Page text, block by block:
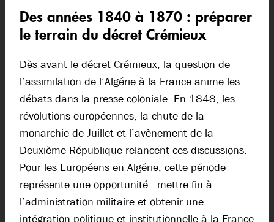
Des années 1840 à 1870 : préparer
le terrain du décret Crémieux
Dès avant le décret Crémieux, la question de
l’assimilation de l’Algérie à la France anime les
débats dans la presse coloniale. En 1848, les
révolutions européennes, la chute de la
monarchie de Juillet et l’avènement de la
Deuxième République relancent ces discussions.
Pour les Européens en Algérie, cette période
représente une opportunité : mettre fin à
l’administration militaire et obtenir une